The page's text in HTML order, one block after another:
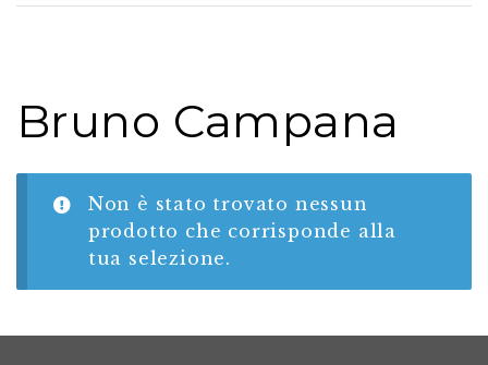
Bruno Campana
Non è stato trovato nessun
prodotto che corrisponde alla
tua selezione.